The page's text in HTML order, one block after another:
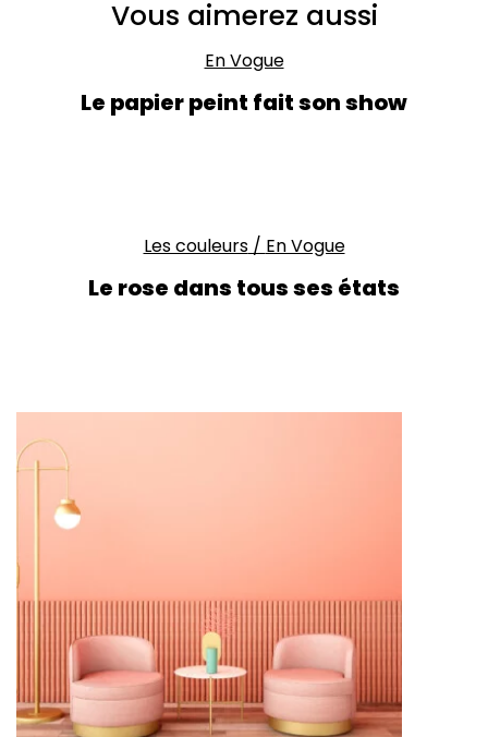
Vous aimerez aussi
En Vogue
Le papier peint fait son show
Les couleurs/ En Vogue
Le rose dans tous ses états